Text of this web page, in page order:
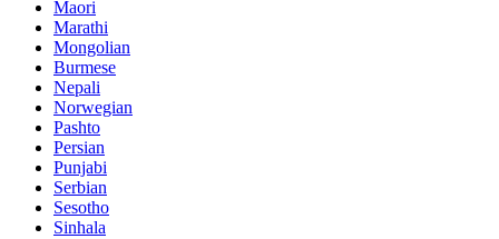
Maori
Marathi
Mongolian
Burmese
Nepali
Norwegian
Pashto
Persian
Punjabi
Serbian
Sesotho
Sinhala